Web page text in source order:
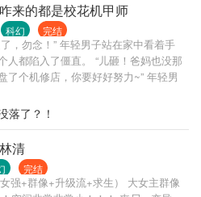
来的都是校花机甲师
科幻 完结
，勿念！” 年轻男子站在家中看着手
人都陷入了僵直。 “儿砸！爸妈也没那
了个机修店，你要好好努力~” 年轻男
破烂仓库摇身一变，化为地表最强机
你这修机甲的费用会不会太贵了？？大
要150万？奸商！” 少女看着心爱的机
，陷入了痛苦的抉择。 年轻店长：“我
让你的机甲觉醒天赋技！” “你难道忍
这样变为废铁？” “疯了吧？！我只是
落了？！
清
完结
女强+群像+升级流+求生） 大女主群像